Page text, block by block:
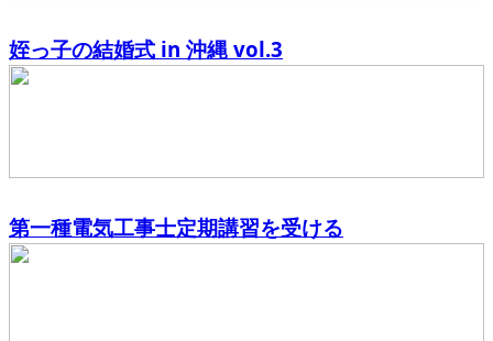
姪っ子の結婚式 in 沖縄 vol.3
第一種電気工事士定期講習を受ける